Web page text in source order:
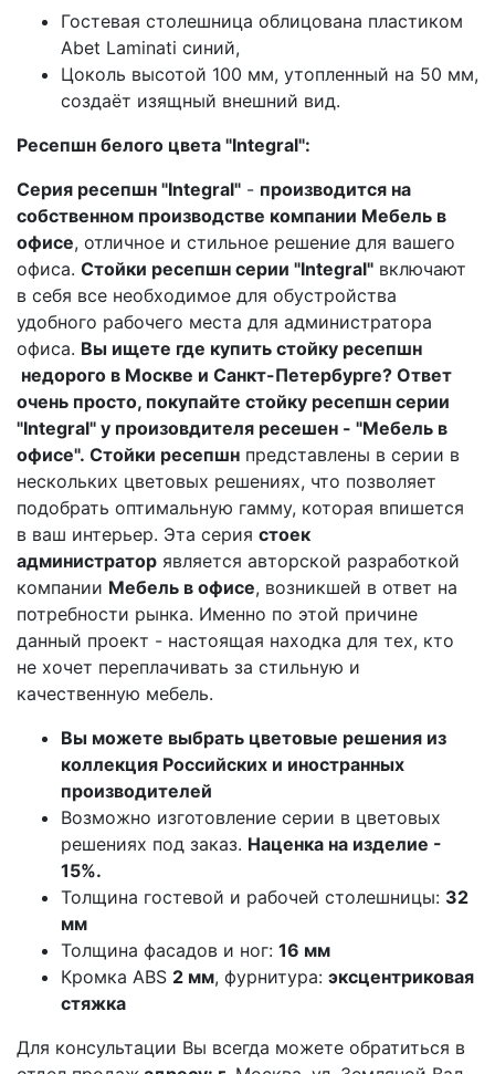
Гостевая столешница облицована пластиком
Abet Laminati синий,
Цоколь высотой 100 мм, утопленный на 50 мм,
создаёт изящный внешний вид.
Ресепшн белого цвета "Integral":
Серия ресепшн "Integral" - производится на
собственном производстве компании Мебель в
офисе, отличное и стильное решение для вашего
офиса. Стойки ресепшн серии "Integral" включают
в себя все необходимое для обустройства
удобного рабочего места для администратора
офиса. Вы ищете где купить стойку ресепшн
недорого в Москве и Санкт-Петербурге? Ответ
очень просто, покупайте стойку ресепшн серии
"Integral" у произовдителя ресешен - "Мебель в
офисе". Стойки ресепшн представлены в серии в
нескольких цветовых решениях, что позволяет
подобрать оптимальную гамму, которая впишется
в ваш интерьер. Эта серия стоек
администратор является авторской разработкой
компании Мебель в офисе, возникшей в ответ на
потребности рынка. Именно по этой причине
данный проект - настоящая находка для тех, кто
не хочет переплачивать за стильную и
качественную мебель.
Вы можете выбрать цветовые решения из
коллекция Российских и иностранных
производителей
Возможно изготовление серии в цветовых
решениях под заказ. Наценка на изделие -
15%.
Толщина гостевой и рабочей столешницы: 32
мм
Толщина фасадов и ног: 16 мм
Кромка АВS 2 мм, фурнитура: эксцентриковая
стяжка
Для консультации Вы всегда можете обратиться в